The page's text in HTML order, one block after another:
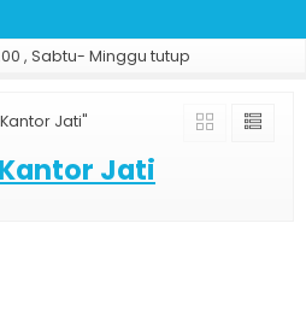
, Sabtu- Minggu tutup
Jati"
Jati